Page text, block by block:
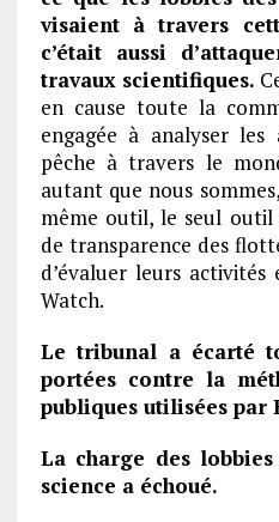
visaient à travers
c’était aussi
travaux scientifiques.
en cause toute la
engagée à analyser
pêche à travers le
autant que nous
même outil, le seul outil
de transparence des
d’évaluer leurs
Watch.
Le tribunal a écarté
portées contre la
publiques utilisées par
La charge des
science a échoué.